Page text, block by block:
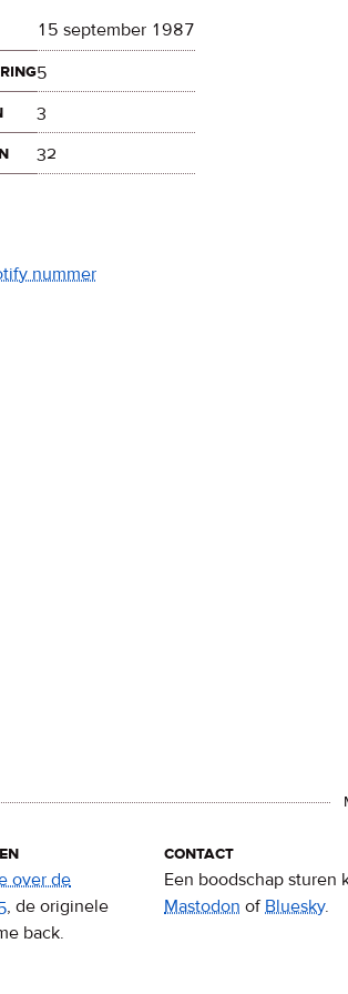
15 september 1987
5
3
32
nummer
over de
, de originele
back.
contact
Een boodschap sturen
Mastodon ofBluesky.